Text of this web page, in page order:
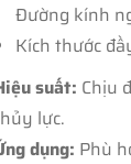
Đường kính
Kích thước
suất: Chịu
lực.
dụng: Phù